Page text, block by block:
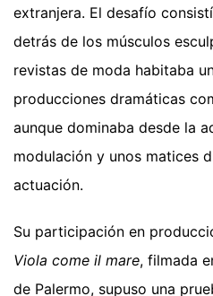
extranjera. El desafío
detrás de los músculos
revistas de moda habitaba
producciones dramáticas
aunque dominaba desde la
modulación y unos matices
actuación.
Su participación en
Viola come il mare, filmada
de Palermo, supuso una